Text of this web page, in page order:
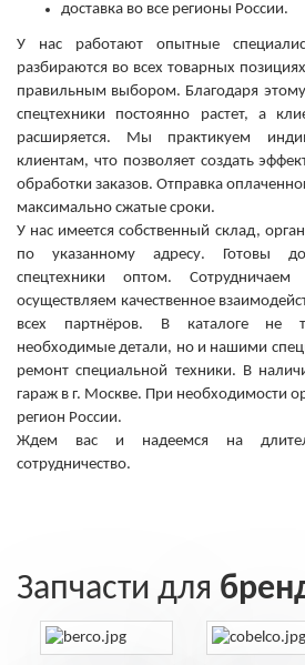
доставка во все регионы России.
У нас работают опытные
разбираются во всех товарных
правильным выбором. Благодаря
спецтехники постоянно растет, а
расширяется. Мы практикуем
клиентам, что позволяет создать
обработки заказов. Отправка
максимально сжатые сроки.
У нас имеется собственный склад,
по указанному адресу. Готовы
спецтехники оптом.
осуществляем качественное
всех партнёров. В каталоге не
необходимые детали, но и нашими
ремонт специальной техники. В
гараж в г. Москве. При необходимости
регион России.
Ждем вас и надеемся на
сотрудничество.
Запчасти для